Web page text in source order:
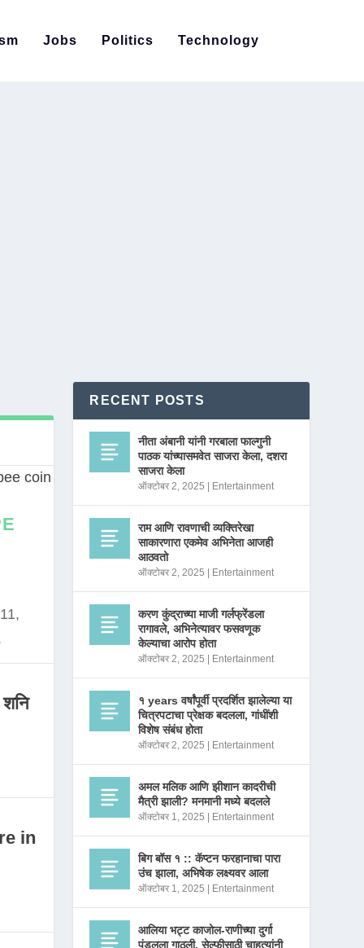
Jobs Politics Technology
in
RECENT POSTS
नीता अंबानी यांनी गरबाला फाल्गुनी
पाठक यांच्यासमवेत साजरा केला, दशरा
साजरा केला
ऑक्टोबर 2, 2025 Entertainment
राम आणि रावणाची व्यक्तिरेखा
साकारणारा एकमेव अभिनेता आजही
आठवतो
ऑक्टोबर 2, 2025 Entertainment
करण कुंद्राच्या माजी गर्लफ्रेंडला
रागावले, अभिनेत्यावर फसवणूक
केल्याचा आरोप होता
ऑक्टोबर 2, 2025 Entertainment
१ years वर्षांपूर्वी प्रदर्शित झालेल्या या
चित्रपटाचा प्रेक्षक बदलला, गांधींशी
विशेष संबंध होता
ऑक्टोबर 2, 2025 Entertainment
अमल मलिक आणि झीशान कादरीची
मैत्री झाली? मनमानी मध्ये बदलले
ऑक्टोबर 1, 2025 Entertainment
बिग बॉस १ :: कॅप्टन फरहानाचा पारा
उंच झाला, अभिषेक लक्ष्यवर आला
ऑक्टोबर 1, 2025 Entertainment
आलिया भट्ट काजोल-राणीच्या दुर्गा
पंडलला गाठली, सेल्फीसाठी चाहत्यांनी